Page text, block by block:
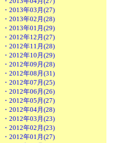
・2013年03月(27)
・2013年02月(28)
・2013年01月(29)
・2012年12月(27)
・2012年11月(28)
・2012年10月(29)
・2012年09月(28)
・2012年08月(31)
・2012年07月(25)
・2012年06月(26)
・2012年05月(27)
・2012年04月(28)
・2012年03月(23)
・2012年02月(23)
・2012年01月(27)